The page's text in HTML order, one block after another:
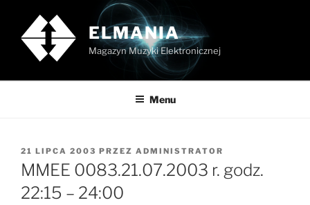
treści
ELMANIA
Magazyn Muzyki Elektronicznej
Menu
OPUBLIKOWANE
W
21 LIPCA 2003 PRZEZ ADMINISTRATOR
MMEE 0083.21.07.2003 r. godz.
22:15 – 24:00